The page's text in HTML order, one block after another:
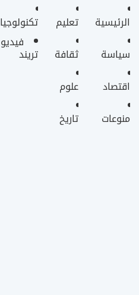
الرئيسية
سياسة
اقتصاد
منوعات
تعليم
ثقافة
علوم
تاريخ
تكنولوجيا
فيديو
تريند